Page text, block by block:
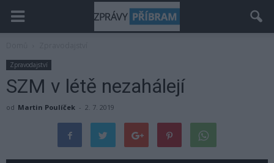
Zpravodajství
SZM v létě nezahálejí
od Martin Poulíček - 2. 7. 2019